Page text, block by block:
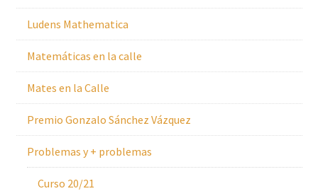
Ludens Mathematica
Matemáticas en la calle
Mates en la Calle
Premio Gonzalo Sánchez Vázquez
Problemas y + problemas
Curso 20/21